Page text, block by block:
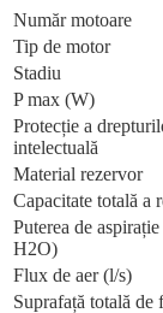
Număr motoare
Tip de motor
Stadiu
P max (W)
Protecție a
intelectuală
Material rezervor
Capacitate totală a
Puterea de
H2O)
Flux de aer (l/s)
Suprafață totală de